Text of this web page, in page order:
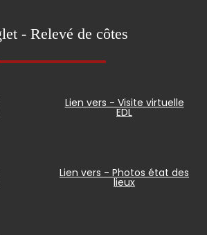
- Relevé de côtes
Lien vers - Visite virtuelle
EDL
Lien vers - Photos état des
lieux